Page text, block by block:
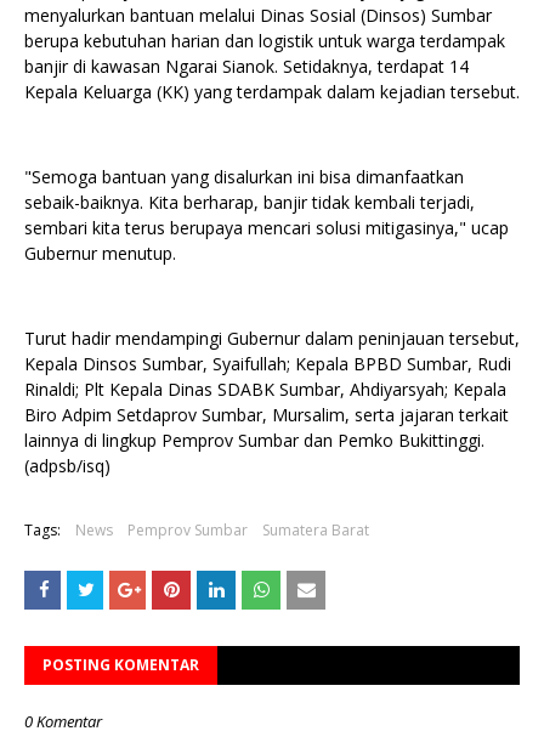
menyalurkan bantuan melalui Dinas Sosial (Dinsos) Sumbar
berupa kebutuhan harian dan logistik untuk warga terdampak
banjir di kawasan Ngarai Sianok. Setidaknya, terdapat 14
Kepala Keluarga (KK) yang terdampak dalam kejadian tersebut.
"Semoga bantuan yang disalurkan ini bisa dimanfaatkan
sebaik-baiknya. Kita berharap, banjir tidak kembali terjadi,
sembari kita terus berupaya mencari solusi mitigasinya," ucap
Gubernur menutup.
Turut hadir mendampingi Gubernur dalam peninjauan tersebut,
Kepala Dinsos Sumbar, Syaifullah; Kepala BPBD Sumbar, Rudi
Rinaldi; Plt Kepala Dinas SDABK Sumbar, Ahdiyarsyah; Kepala
Biro Adpim Setdaprov Sumbar, Mursalim, serta jajaran terkait
lainnya di lingkup Pemprov Sumbar dan Pemko Bukittinggi.
(adpsb/isq)
Tags: News Pemprov Sumbar Sumatera Barat
POSTING KOMENTAR
0 Komentar